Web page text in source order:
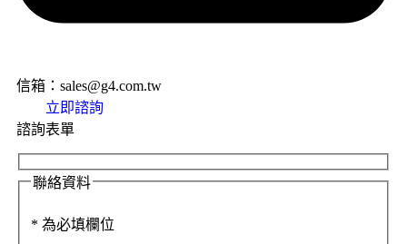
信箱：sales@g4.com.tw
立即諮詢
諮詢表單
聯絡資料
* 為必填欄位